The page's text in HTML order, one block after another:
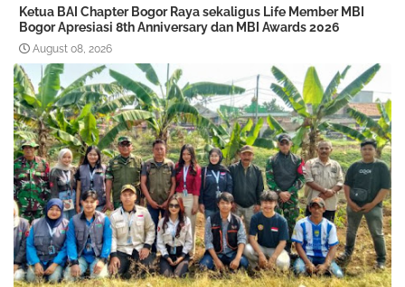
Ketua BAI Chapter Bogor Raya sekaligus Life Member MBI
Bogor Apresiasi 8th Anniversary dan MBI Awards 2026
August 08, 2026